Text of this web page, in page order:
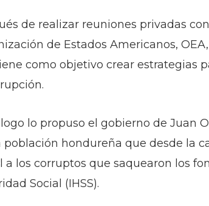
de realizar reuniones privadas
de Estados Americanos,
como objetivo crear estrategias
lo propuso el gobierno de Juan
población hondureña que desde la
a los corruptos que saquearon los
Social (IHSS).